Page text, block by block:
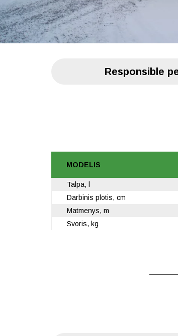
Responsible
MODELIS
Talpa, l
Darbinis plotis, cm
Matmenys, m
Svoris, kg